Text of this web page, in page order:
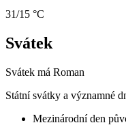
31/15 °C
Svátek
Svátek má Roman
Státní svátky a významné
Mezinárodní den